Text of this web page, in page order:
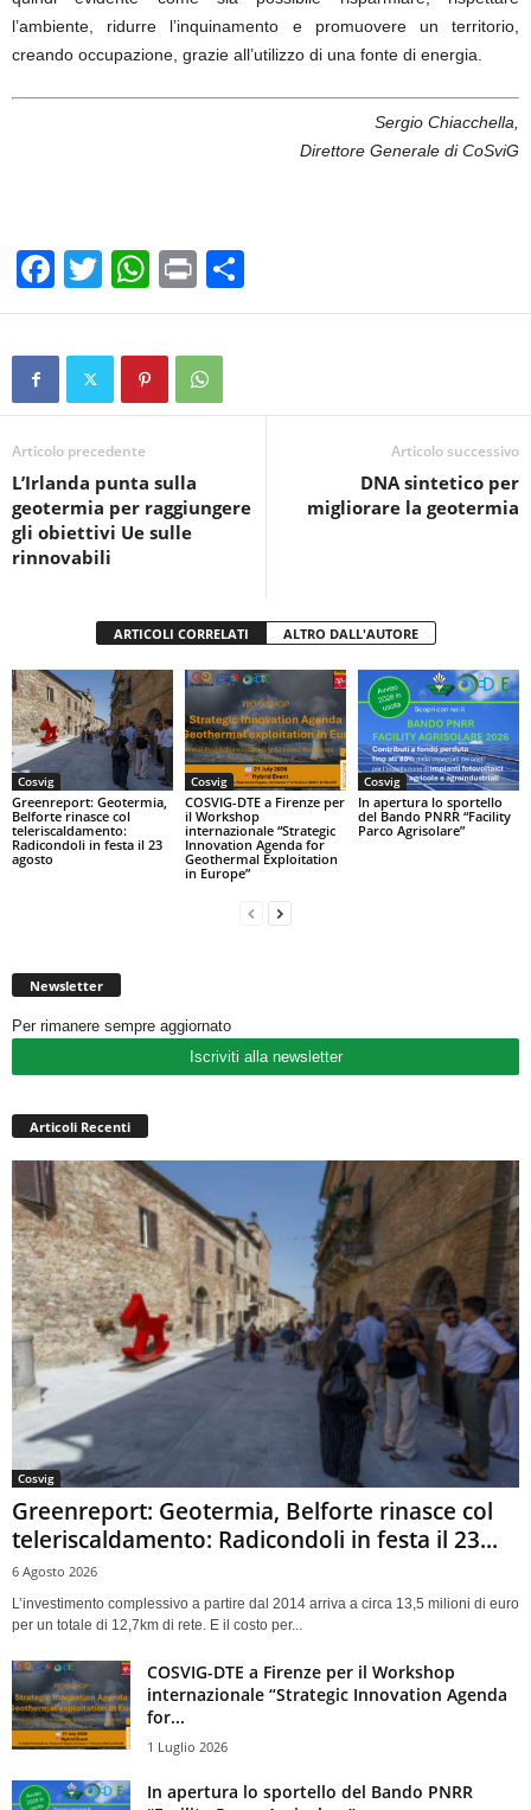
l’ambiente, ridurre l’inquinamento e promuovere un territorio,
creando occupazione, grazie all’utilizzo di una fonte di energia.
Sergio Chiacchella,
Direttore Generale di CoSviG
F
a
c
b
o
o
k
T
wi
tt
W
h
at
s
A
p
Pr
in
t
o
vi
Articolo precedente
L’Irlanda punta sulla
geotermia per raggiungere
gli obiettivi Ue sulle
rinnovabili
Articolo successivo
DNA sintetico per
migliorare la geotermia
ARTICOLI CORRELATI ALTRO DALL'AUTORE
Cosvig
Greenreport: Geotermia,
Belforte rinasce col
teleriscaldamento:
Radicondoli in festa il 23
agosto
Cosvig
COSVIG-DTE a Firenze per
il Workshop
internazionale “Strategic
Innovation Agenda for
Geothermal Exploitation
in Europe”
Cosvig
In apertura lo sportello
del Bando PNRR “Facility
Parco Agrisolare”
Newsletter
Per rimanere sempre aggiornato
Iscriviti alla newsletter
Articoli Recenti
Cosvig
Greenreport: Geotermia, Belforte rinasce col
teleriscaldamento: Radicondoli in festa il 23...
6 Agosto 2026
L’investimento complessivo a partire dal 2014 arriva a circa 13,5 milioni di euro
per un totale di 12,7km di rete. E il costo per...
COSVIG-DTE a Firenze per il Workshop
internazionale “Strategic Innovation Agenda
for...
1 Luglio 2026
In apertura lo sportello del Bando PNRR